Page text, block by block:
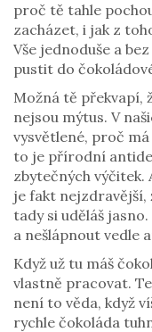
proč tě tahle
zacházet, i jak z
Vše jednoduše a
pustit do
Možná tě překvapí,
nejsou mýtus. V
vysvětlené, proč
to je přírodní
zbytečných výčitek.
je fakt nejzdravější,
tady si uděláš
a nešlápnout vedle
Když už tu máš
vlastně pracovat.
není to věda, když
rychle čokoláda